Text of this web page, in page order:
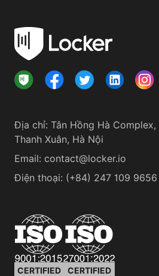
Địa chỉ: Tân Hồng Hà
Thanh Xuân, Hà Nội
Email: contact@locker.io
Điện thoại: (+84) 247 109 9656
CERTIFIED CERTIFIED